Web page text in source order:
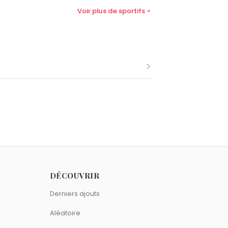
Voir plus de sportifs
DÉCOUVRIR
Derniers ajouts
Aléatoire